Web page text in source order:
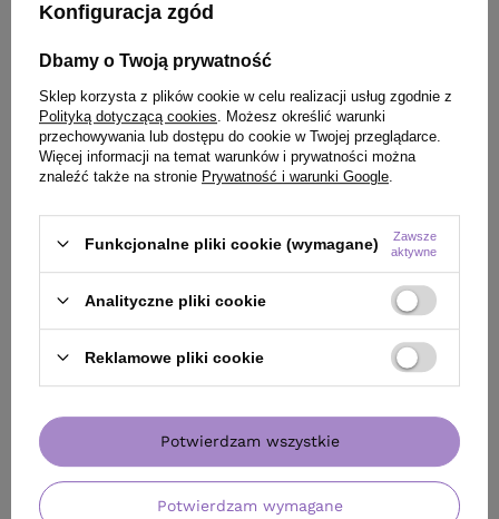
OFERTA BESTSELLER
Lakier Artego Qualify modelujący i
zwiększający objętość 500 ml
47,80 zł
(9,56 zł / 100ml)
47.8
Najniższa cena produktu w okresie 30 dni przed
wprowadzeniem obniżki:47,80 zł 0%
Cena katalogowa:
57,90 zł -17%
Farba
/
(83,17 zł / 100ml)
punktów
Konfiguracja zgód
Dbamy o Twoją prywatność
Sklep korzysta z plików cookie w celu realizacji usług zgodnie z
Polityką dotyczącą cookies . Możesz określić warunki
przechowywania lub dostępu do cookie w Twojej przeglądarce.
Więcej informacji na temat warunków i prywatności można
znaleźć także na stronie Prywatność i warunki Google
Funkcjonalne pliki cookie (wymagane)
Zawsze
aktywne
Analityczne pliki cookie
Reklamowe pliki cookie
Potwierdzam wymagane
Potwierdzam wszystkie